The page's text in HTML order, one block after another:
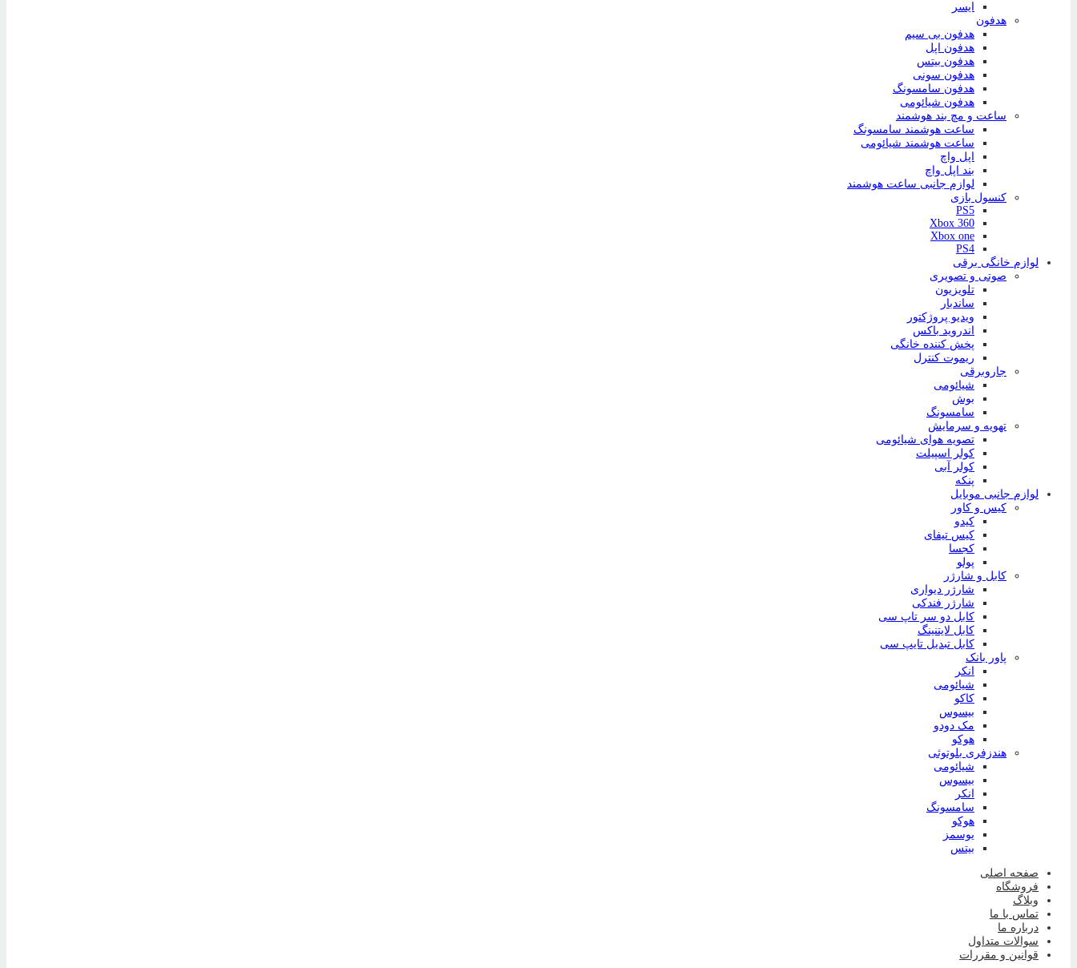
ایسر
هدفون
هدفون بی سیم
هدفون اپل
هدفون بیتس
هدفون سونی
هدفون سامسونگ
هدفون شیائومی
ساعت و مچ بند هوشمند
ساعت هوشمند سامسونگ
ساعت هوشمند شیائومی
اپل واچ
بند اپل واچ
لوازم جانبی ساعت هوشمند
کنسول بازی
PS5
Xbox 360
Xbox one
PS4
لوازم خانگی برقی
صوتی و تصویری
تلویزیون
ساندبار
ویدیو پروژکتور
اندروید باکس
پخش کننده خانگی
ریموت کنترل
جاروبرقی
شیائومی
بوش
سامسونگ
تهویه و سرمایش
تصویه هوای شیائومی
کولر اسپیلت
کولر آبی
پنکه
لوازم جانبی موبایل
کیس و کاور
کیدو
کیس تیفای
کجسا
پولو
کابل و شارژر
شارژر دیواری
شارژر فندکی
کابل دو سر تاپ سی
کابل لایتنینگ
کابل تبدیل تایپ سی
پاور بانک
انکر
شیائومی
کاکو
بیسوس
مک دودو
هوکو
هندزفری بلوتوثی
شیائومی
بیسوس
انکر
سامسونگ
هوکو
یوسمز
بیتس
صفحه اصلی
فروشگاه
وبلاگ
تماس با ما
درباره ما
سوالات متداول
قوانین و مقررات